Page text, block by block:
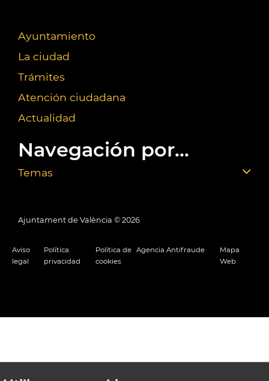
Ayuntamiento
La ciudad
Trámites
Atención ciudadana
Actualidad
Navegación por...
Temas
Ajuntament de València © 2026
Aviso
legal
Política
privacidad
Política de
cookies
Agencia Antifraude
Mapa
Web